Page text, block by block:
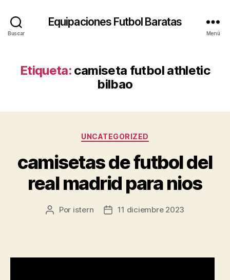
Buscar
Equipaciones Futbol Baratas
Menú
Etiqueta: camiseta futbol athletic
bilbao
Categorías
UNCATEGORIZED
camisetas de futbol del
real madrid para nios
Autor
Por istern
Fecha11 diciembre 2023